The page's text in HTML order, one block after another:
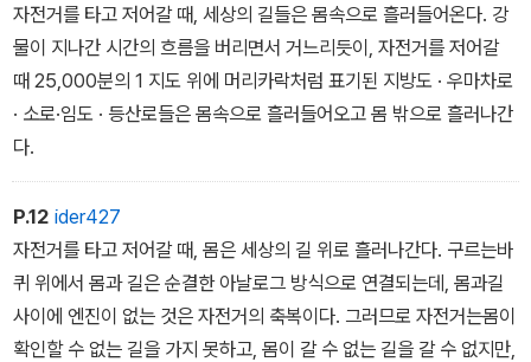
자전거를 타고 저어갈 때, 세상의 길들은 몸속으로 흘러들어온다. 강
물이 지나간 시간의 흐름을 버리면서 거느리듯이, 자전거를 저어갈
때 25,000분의 1 지도 위에 머리카락처럼 표기된 지방도 · 우마차로
· 소로·임도 · 등산로들은 몸속으로 흘러들어오고 몸 밖으로 흘러나간
다.
P.12 ider427
자전거를 타고 저어갈 때, 몸은 세상의 길 위로 흘러나간다. 구르는바
퀴 위에서 몸과 길은 순결한 아날로그 방식으로 연결되는데, 몸과길
사이에 엔진이 없는 것은 자전거의 축복이다. 그러므로 자전거는몸이
확인할 수 없는 길을 가지 못하고, 몸이 갈 수 없는 길을 갈 수 없지만,